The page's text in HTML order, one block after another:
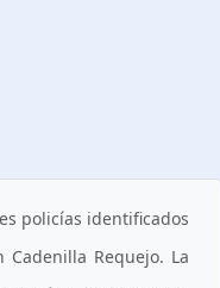
policías identificados
Cadenilla Requejo. La